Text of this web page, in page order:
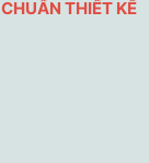
CHUẨN THIẾT KẾ